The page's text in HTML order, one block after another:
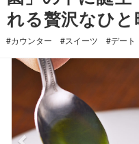
れる贅沢なひと
#カウンター #スイーツ #デート